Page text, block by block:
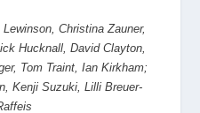
Christina Zauner,
Hucknall, David Clayton,
Tom Traint, Ian Kirkham;
Kenji Suzuki, Lilli Breuer-